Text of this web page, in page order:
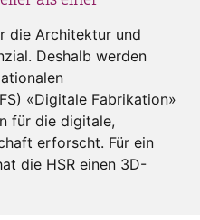
die Architektur und
Deshalb werden
«Digitale Fabrikation»
für die digitale,
erforscht. Für ein
die HSR einen 3D-